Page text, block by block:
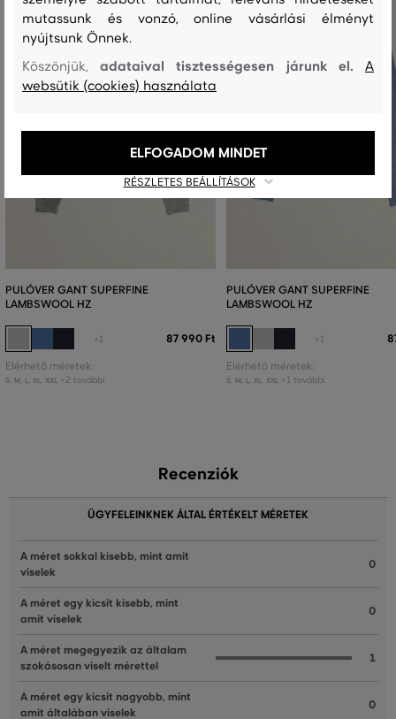
PULÓVER GANT SUPERFINE
LAMBSWOOL HZ
+1 87 990 Ft
Elérhető méretek:
S M L XL XXL +2 további
PULÓVER GANT SUPERFINE
LAMBSWOOL HZ
+1
Elérhető méretek:
S M L XL XXL +1 további
Recenziók
ÜGYFELEINKNEK ÁLTAL ÉRTÉKELT MÉRETEK
A méret sokkal kisebb, mint amit
viselek
0
A méret egy kicsit kisebb, mint
amit viselek
0
A méret megegyezik az általam
szokásosan viselt mérettel
1
A méret egy kicsit nagyobb, mint
amit általában viselek
0
mutassunk és vonzó, online vásárlási élményt
nyújtsunk Önnek.
Köszönjük,adataival tisztességesen járunk el.A
websütik (cookies) használata
RÉSZLETES BEÁLLÍTÁSOK
ELFOGADOM MINDET